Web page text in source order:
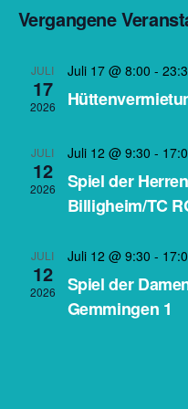
Vergangene
JULI
17
2026
Juli 17 @ 8:00 -
JULI
12
2026
Juli 12 @ 9:30 -
Spiel der
Billigheim/TC
JULI
12
2026
Juli 12 @ 9:30 -
Spiel der
Gemmingen 1